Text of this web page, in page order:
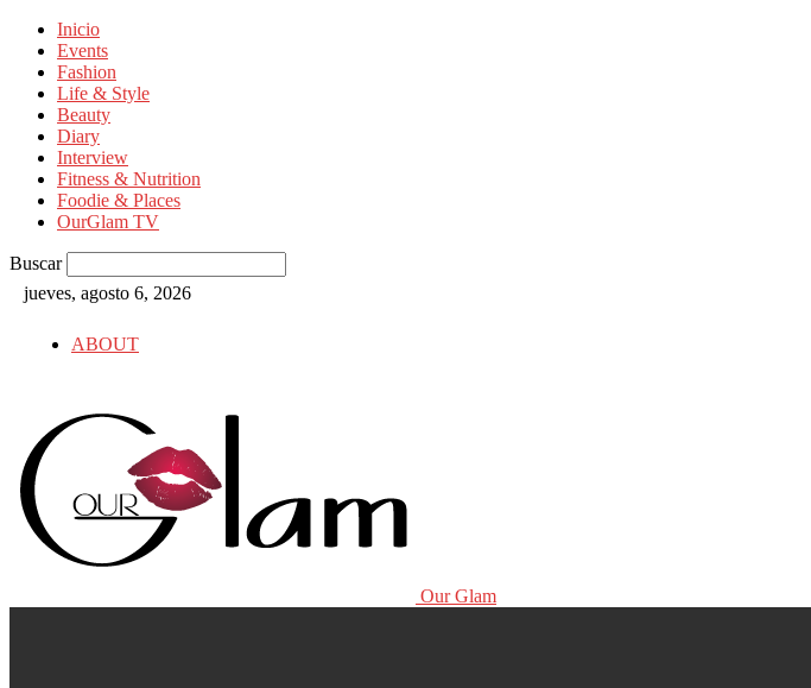
Inicio
Events
Fashion
Life & Style
Beauty
Diary
Interview
Fitness & Nutrition
Foodie & Places
OurGlam TV
Buscar
jueves, agosto 6, 2026
ABOUT
Our Glam